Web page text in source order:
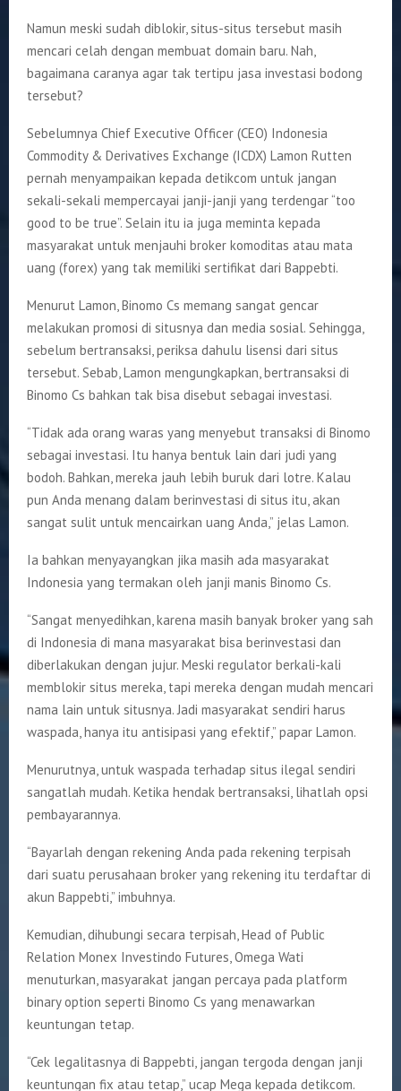
Namun meski sudah diblokir, situs-situs tersebut masih
mencari celah dengan membuat domain baru. Nah,
bagaimana caranya agar tak tertipu jasa investasi bodong
tersebut?
Sebelumnya Chief Executive Officer (CEO) Indonesia
Commodity & Derivatives Exchange (ICDX) Lamon Rutten
pernah menyampaikan kepada detikcom untuk jangan
sekali-sekali mempercayai janji-janji yang terdengar “too
good to be true”. Selain itu ia juga meminta kepada
masyarakat untuk menjauhi broker komoditas atau mata
uang (forex) yang tak memiliki sertifikat dari Bappebti.
Menurut Lamon, Binomo Cs memang sangat gencar
melakukan promosi di situsnya dan media sosial. Sehingga,
sebelum bertransaksi, periksa dahulu lisensi dari situs
tersebut. Sebab, Lamon mengungkapkan, bertransaksi di
Binomo Cs bahkan tak bisa disebut sebagai investasi.
“Tidak ada orang waras yang menyebut transaksi di Binomo
sebagai investasi. Itu hanya bentuk lain dari judi yang
bodoh. Bahkan, mereka jauh lebih buruk dari lotre. Kalau
pun Anda menang dalam berinvestasi di situs itu, akan
sangat sulit untuk mencairkan uang Anda,” jelas Lamon.
Ia bahkan menyayangkan jika masih ada masyarakat
Indonesia yang termakan oleh janji manis Binomo Cs.
“Sangat menyedihkan, karena masih banyak broker yang sah
di Indonesia di mana masyarakat bisa berinvestasi dan
diberlakukan dengan jujur. Meski regulator berkali-kali
memblokir situs mereka, tapi mereka dengan mudah mencari
nama lain untuk situsnya. Jadi masyarakat sendiri harus
waspada, hanya itu antisipasi yang efektif,” papar Lamon.
Menurutnya, untuk waspada terhadap situs ilegal sendiri
sangatlah mudah. Ketika hendak bertransaksi, lihatlah opsi
pembayarannya.
“Bayarlah dengan rekening Anda pada rekening terpisah
dari suatu perusahaan broker yang rekening itu terdaftar di
akun Bappebti,” imbuhnya.
Kemudian, dihubungi secara terpisah, Head of Public
Relation Monex Investindo Futures, Omega Wati
menuturkan, masyarakat jangan percaya pada platform
binary option seperti Binomo Cs yang menawarkan
keuntungan tetap.
“Cek legalitasnya di Bappebti, jangan tergoda dengan janji
keuntungan fix atau tetap,” ucap Mega kepada detikcom.